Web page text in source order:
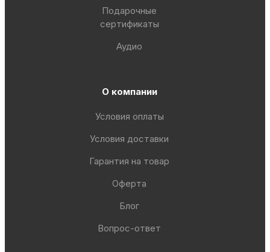
Подарочные
сертификаты
Аудио
О компании
Условия оплаты
Условия доставки
Гарантия на товар
Оферта
Блог
Вопрос-ответ